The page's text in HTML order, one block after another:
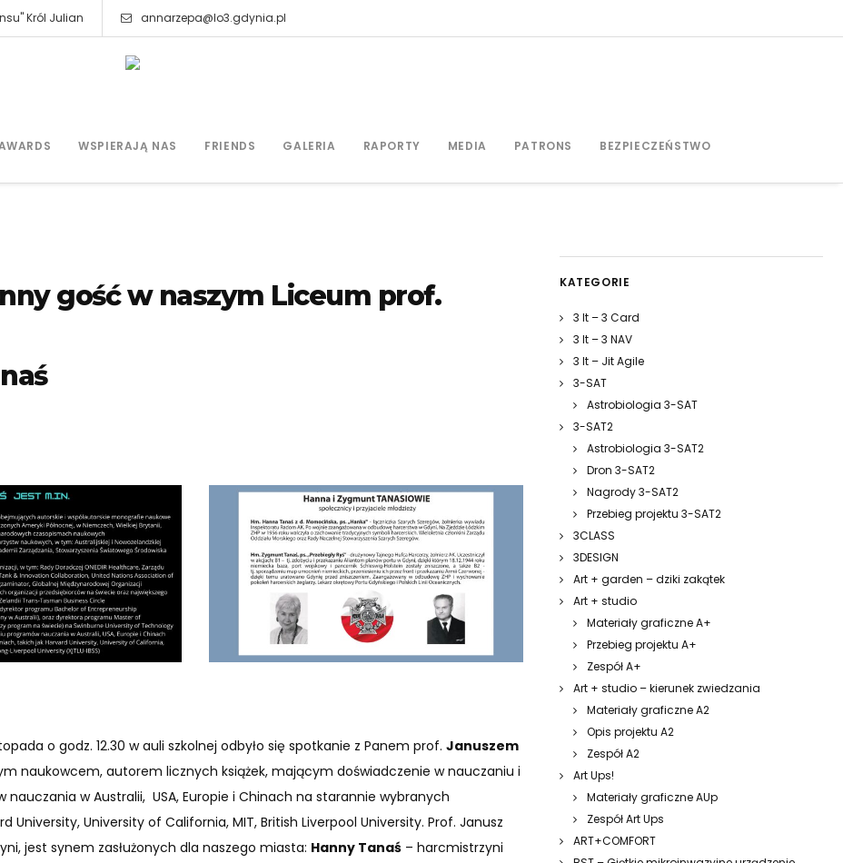
Król Julian annarzepa@lo3.gdynia.pl
WSPIERAJĄ NAS FRIENDS GALERIA RAPORTY MEDIA PATRONS BEZPIECZEŃSTWO
gość w naszym Liceum prof.
o godz. 12.30 w auli szkolnej odbyło się spotkanie z Panem prof. Januszem
naukowcem, autorem licznych książek, mającym doświadczenie w nauczaniu i
nauczania w Australii, USA, Europie i Chinach na starannie wybranych
University, University of California, MIT, British Liverpool University. Prof. Janusz
jest synem zasłużonych dla naszego miasta: Hanny Tanaś– harcmistrzyni
KATEGORIE
3 It – 3 Card
3 It – 3 NAV
3 It – Jit Agile
3-SAT
Astrobiologia 3-SAT
3-SAT2
Astrobiologia 3-SAT2
Dron 3-SAT2
Nagrody 3-SAT2
Przebieg projektu 3-SAT2
3CLASS
3DESIGN
Art + garden – dziki zakątek
Art + studio
Materiały graficzne A+
Przebieg projektu A+
Zespół A+
Art + studio – kierunek zwiedzania
Materiały graficzne A2
Opis projektu A2
Zespół A2
Art Ups!
Materiały graficzne AUp
Zespół Art Ups
ART+COMFORT